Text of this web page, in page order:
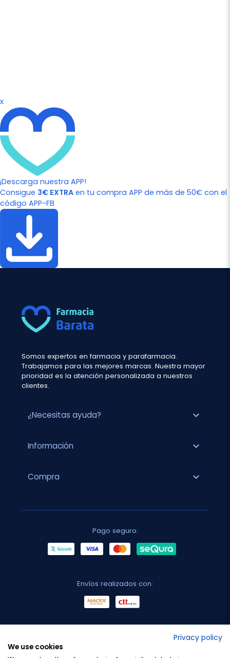
x
¡Descarga nuestra APP!
Consigue 3€ EXTRA en tu compra APP de más de 50€ con el
código APP-FB
Somos expertos en farmacia y parafarmacia.
Trabajamos para las mejores marcas. Nuestra mayor
prioridad es la atención personalizada a nuestros
clientes.
¿Necesitas ayuda? expand_more
Información expand_more
Compra expand_more
Pago seguro:
Envíos realizados con:
Privacy policy
We use cookies